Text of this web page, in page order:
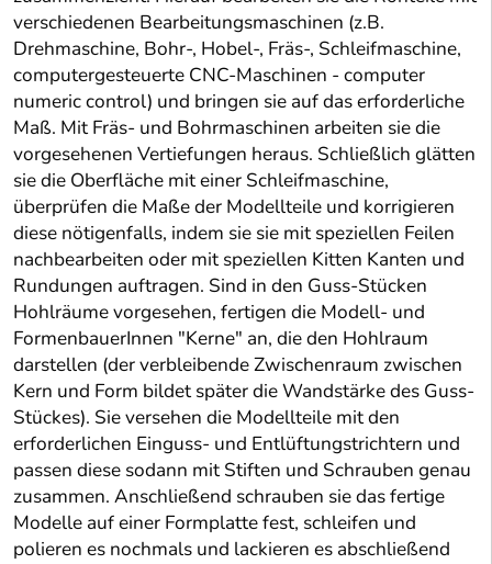
verschiedenen Bearbeitungsmaschinen (z.B.
Drehmaschine, Bohr-, Hobel-, Fräs-, Schleifmaschine,
computergesteuerte CNC-Maschinen - computer
numeric control) und bringen sie auf das erforderliche
Maß. Mit Fräs- und Bohrmaschinen arbeiten sie die
vorgesehenen Vertiefungen heraus. Schließlich glätten
sie die Oberfläche mit einer Schleifmaschine,
überprüfen die Maße der Modellteile und korrigieren
diese nötigenfalls, indem sie sie mit speziellen Feilen
nachbearbeiten oder mit speziellen Kitten Kanten und
Rundungen auftragen. Sind in den Guss-Stücken
Hohlräume vorgesehen, fertigen die Modell- und
FormenbauerInnen "Kerne" an, die den Hohlraum
darstellen (der verbleibende Zwischenraum zwischen
Kern und Form bildet später die Wandstärke des Guss-
Stückes). Sie versehen die Modellteile mit den
erforderlichen Einguss- und Entlüftungstrichtern und
passen diese sodann mit Stiften und Schrauben genau
zusammen. Anschließend schrauben sie das fertige
Modelle auf einer Formplatte fest, schleifen und
polieren es nochmals und lackieren es abschließend